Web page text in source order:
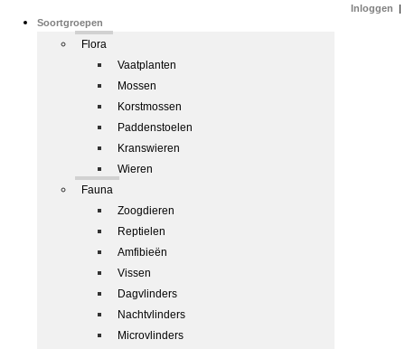
Soortgroepen
Flora
Vaatplanten
Mossen
Korstmossen
Paddenstoelen
Kranswieren
Wieren
Fauna
Zoogdieren
Reptielen
Amfibieën
Vissen
Dagvlinders
Nachtvlinders
Microvlinders
Inloggen |